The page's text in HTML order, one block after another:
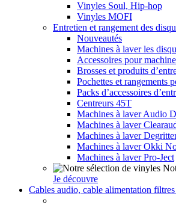
Vinyles Soul, Hip-hop
Vinyles MOFI
Entretien et rangement des
Nouveautés
Machines à laver les
Accessoires pour
Brosses et produits
Pochettes et rangements
Packs d’accessoires
Centreurs 45T
Machines à laver Audio
Machines à laver
Machines à laver
Machines à laver Okki
Machines à laver Pro-Ject
Je découvre
Cables audio, cable alimentation filtres